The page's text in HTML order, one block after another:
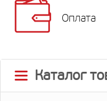
Оплата
Каталог